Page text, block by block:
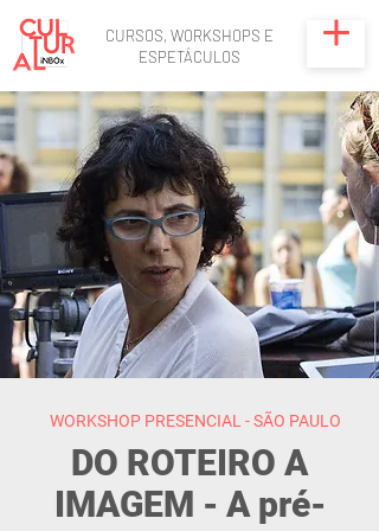
CURSOS, WORKSHOPS E
ESPETÁCULOS
WORKSHOP PRESENCIAL - SÃO PAULO
DO ROTEIRO A
IMAGEM - A pré-